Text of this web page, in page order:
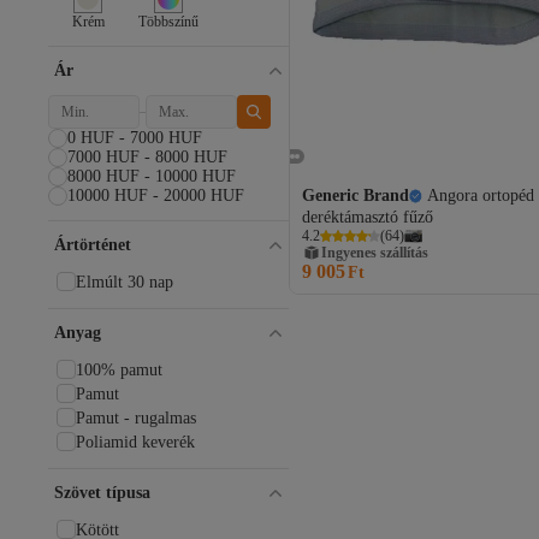
Generic Brand
Angora ortopéd
deréktámasztó fűző
4.2 (64)
Ingyenes szállítás
9 005Ft
Krém Többszínű
Ár
0 HUF - 7000 HUF
7000 HUF - 8000 HUF
8000 HUF - 10000 HUF
10000 HUF - 20000 HUF
Ártörténet
Elmúlt 30 nap
Anyag
100% pamut
Pamut
Pamut - rugalmas
Poliamid keverék
Szövet típusa
Kötött